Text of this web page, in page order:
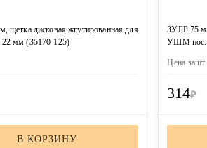
щетка дисковая жгутированная для
мм (35170-125)
В КОРЗИНУ
ЗУБР 75
УШМ пос.
Цена зашт
314₽